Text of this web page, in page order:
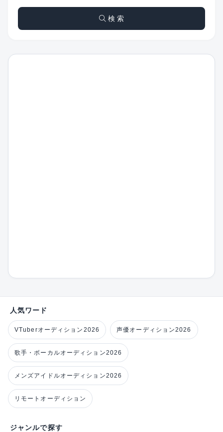
検 索
人気ワード
VTuberオーディション2026 声優オーディション2026
歌手・ボーカルオーディション2026
メンズアイドルオーディション2026
リモートオーディション
ジャンルで探す